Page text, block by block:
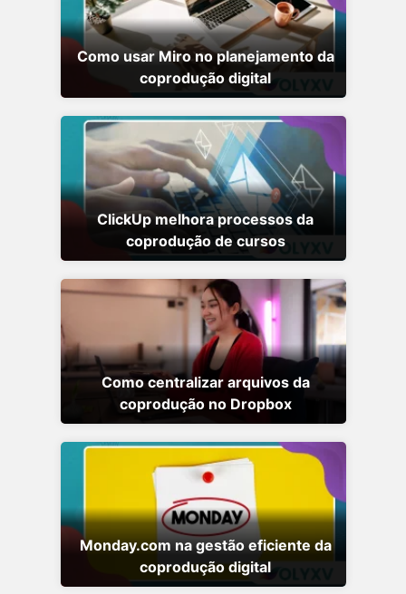
Como usar Miro no planejamento da
coprodução digital
ClickUp melhora processos da
coprodução de cursos
Como centralizar arquivos da
coprodução no Dropbox
Monday.com na gestão eficiente da
coprodução digital